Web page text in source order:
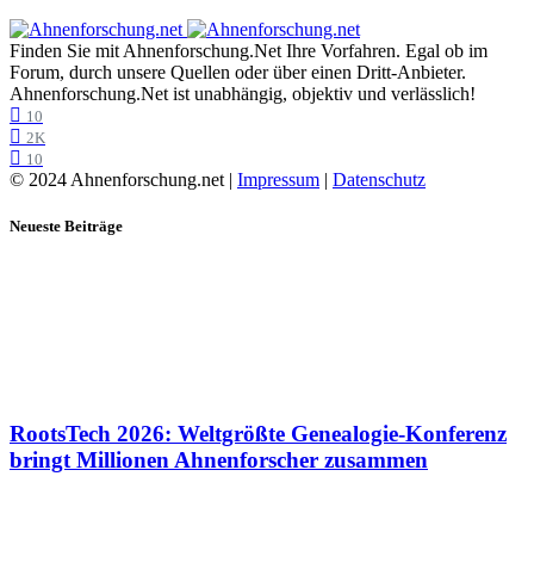
Finden Sie mit Ahnenforschung.Net Ihre Vorfahren. Egal ob im
Forum, durch unsere Quellen oder über einen Dritt-Anbieter.
Ahnenforschung.Net ist unabhängig, objektiv und verlässlich!
10
2K
10
© 2024 Ahnenforschung.net | Impressum | Datenschutz
Neueste Beiträge
RootsTech 2026: Weltgrößte Genealogie-Konferenz
bringt Millionen Ahnenforscher zusammen